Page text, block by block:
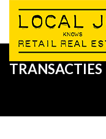
TRANSACTIES